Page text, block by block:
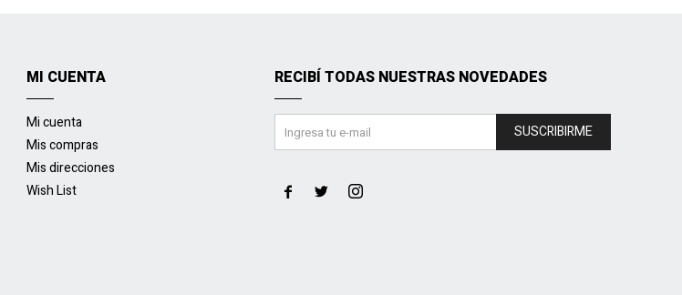
MI CUENTA
Mi cuenta
Mis compras
Mis direcciones
Wish List
RECIBÍ TODAS NUESTRAS NOVEDADES
SUSCRIBIRME
  